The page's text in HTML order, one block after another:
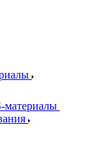
материалы